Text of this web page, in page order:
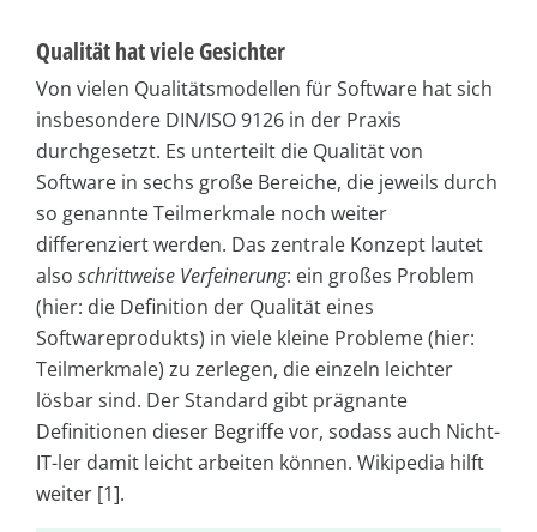
Qualität hat viele Gesichter
Von vielen Qualitätsmodellen für Software hat sich
insbesondere DIN/ISO 9126 in der Praxis
durchgesetzt. Es unterteilt die Qualität von
Software in sechs große Bereiche, die jeweils durch
so genannte Teilmerkmale noch weiter
differenziert werden. Das zentrale Konzept lautet
also schrittweise Verfeinerung: ein großes Problem
(hier: die Definition der Qualität eines
Softwareprodukts) in viele kleine Probleme (hier:
Teilmerkmale) zu zerlegen, die einzeln leichter
lösbar sind. Der Standard gibt prägnante
Definitionen dieser Begriffe vor, sodass auch Nicht-
IT-ler damit leicht arbeiten können. Wikipedia hilft
weiter [1].